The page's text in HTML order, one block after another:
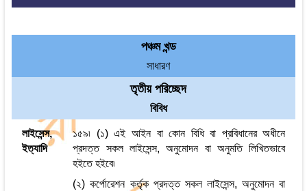
পঞ্চম খন্ড
সাধারণ
তৃতীয় পরিচ্ছেদ
বিবিধ
লাইসেন্স,
ইত্যাদি
১৫৯৷ (১) এই আইন বা কোন বিধি বা প্রবিধানের অধীনে
প্রদত্ত সকল লাইসেন্স, অনুমোদন বা অনুমতি লিখিতভাবে
হইতে হইবে৷
(২) কর্পোরেশন কর্তৃক প্রদত্ত সকল লাইসেন্স, অনুমোদন বা